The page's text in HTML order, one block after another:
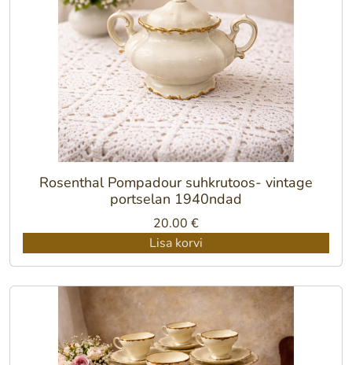
Rosenthal Pompadour suhkrutoos- vintage
portselan 1940ndad
20.00 €
Lisa korvi